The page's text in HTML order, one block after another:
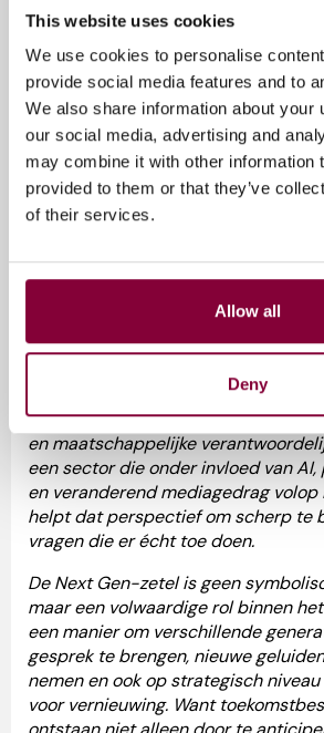
This website uses cookies
We use cookies to personalise
provide social media features and to
We also share information about your
our social media, advertising and
may combine it with other information
provided to them or that they’ve
of their services.
Allow all
Deny
Raad van Toezicht.
We kijken ernaar uit om de komende
te werken aan een mediasector
talentontwikkeling en
verantwoordelijkheid hand in hand
Waarom een Next Gen-zetel?
wordt vormgegeven, maar vooral
hebben we bewust gekozen voor
verwachtingen en
kijken anders naar technologie,
en maatschappelijke
een sector die onder invloed van
en veranderend mediagedrag volop
helpt dat perspectief om scherp te
vragen die er écht toe doen.
De Next Gen-zetel is geen
maar een volwaardige rol binnen
een manier om verschillende
gesprek te brengen, nieuwe
nemen en ook op strategisch
voor vernieuwing. Want